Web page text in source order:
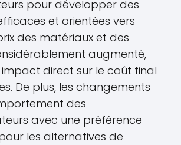
pour développer des
et orientées vers
des matériaux et des
augmenté,
direct sur le coût final
De plus, les changements
des
avec une préférence
les alternatives de